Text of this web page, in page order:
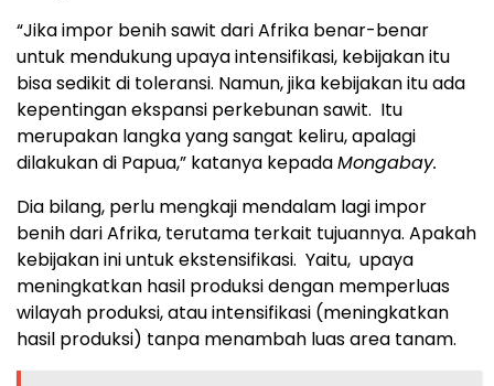
“Jika impor benih sawit dari Afrika benar-benar
untuk mendukung upaya intensifikasi, kebijakan itu
bisa sedikit di toleransi. Namun, jika kebijakan itu ada
kepentingan ekspansi perkebunan sawit. Itu
merupakan langka yang sangat keliru, apalagi
dilakukan di Papua,” katanya kepadaMongabay.
Dia bilang, perlu mengkaji mendalam lagi impor
benih dari Afrika, terutama terkait tujuannya. Apakah
kebijakan ini untuk ekstensifikasi. Yaitu, upaya
meningkatkan hasil produksi dengan memperluas
wilayah produksi, atau intensifikasi (meningkatkan
hasil produksi) tanpa menambah luas area tanam.